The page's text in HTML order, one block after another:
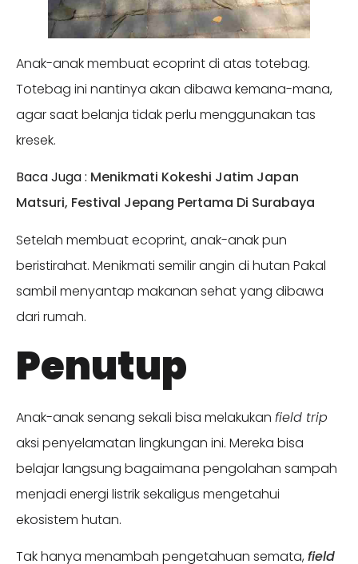
Anak-anak membuat ecoprint di atas totebag.
Totebag ini nantinya akan dibawa kemana-mana,
agar saat belanja tidak perlu menggunakan tas
kresek.
Baca Juga : Menikmati Kokeshi Jatim Japan
Matsuri, Festival Jepang Pertama Di Surabaya
Setelah membuat ecoprint, anak-anak pun
beristirahat. Menikmati semilir angin di hutan Pakal
sambil menyantap makanan sehat yang dibawa
dari rumah.
Penutup
Anak-anak senang sekali bisa melakukan field trip
aksi penyelamatan lingkungan ini. Mereka bisa
belajar langsung bagaimana pengolahan sampah
menjadi energi listrik sekaligus mengetahui
ekosistem hutan.
Tak hanya menambah pengetahuan semata,field